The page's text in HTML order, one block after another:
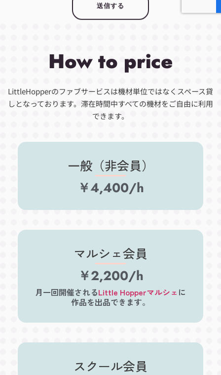
送信する
How to price
LittleHopperのファブサービスは機材単位ではなくスペース貸
しとなっております。滞在時間中すべての機材をご自由に利用
できます。
一般（非会員）
￥4,400/h
マルシェ会員
￥2,200/h
月一回開催されるLittle Hopperマルシェ に
作品を出品できます。
スクール会員